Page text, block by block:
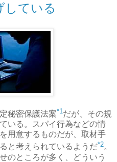
している
秘密保護法案*1だが、その規
いる。スパイ行為などの情
用意するものだが、取材手
と考えられているようだ*2。
のところが多く、どういう